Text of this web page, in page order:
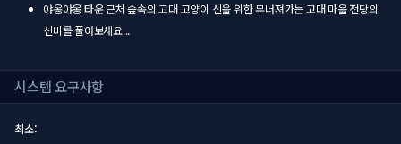
야옹야옹 타운 근처 숲속의 고대 고양이 신을 위한 무너져가는 고대 마을 전당의
신비를 풀어보세요...
시스템 요구사항
최소: